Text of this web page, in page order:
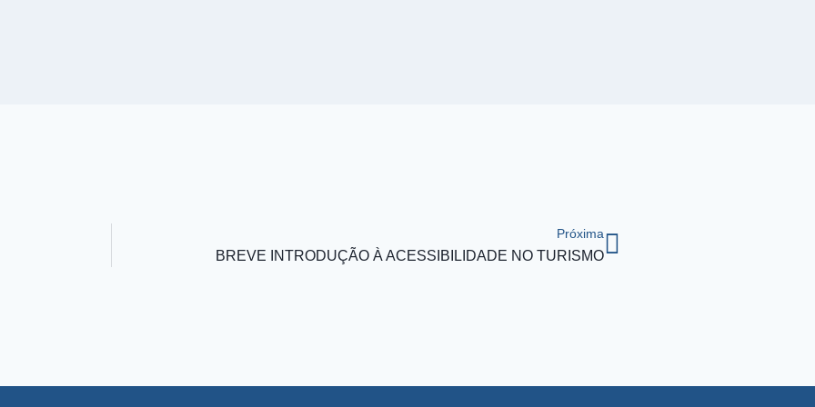
Próxima
BREVE INTRODUÇÃO À ACESSIBILIDADE NO TURISMO